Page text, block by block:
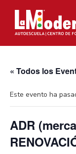
« Todos los
Este evento ha
ADR